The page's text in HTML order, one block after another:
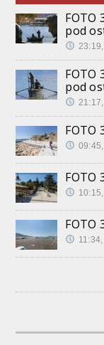
FOTO
pod
FOTO
pod
FOTO
FOTO
FOTO